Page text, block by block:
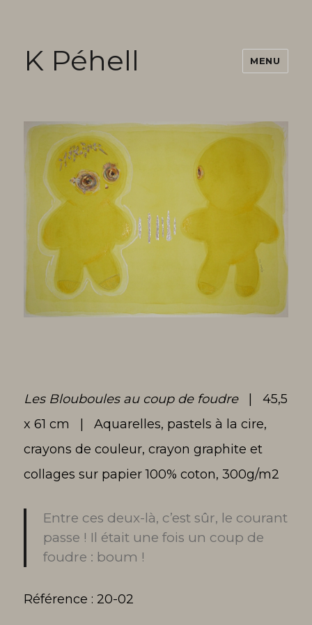
K Péhell MENU
Les Blouboules au coup de foudre| 45,5
x 61 cm | Aquarelles, pastels à la cire,
crayons de couleur, crayon graphite et
collages sur papier 100% coton, 300g/m2
Entre ces deux-là, c’est sûr, le courant
passe ! Il était une fois un coup de
foudre : boum !
Référence : 20-02